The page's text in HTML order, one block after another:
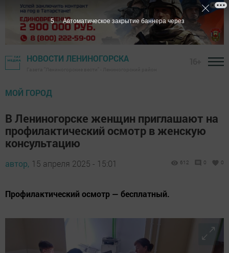
НОВОСТИ ЛЕНИНОГОРСКА
МОЙ ГОРОД
В Лениногорске женщин приглашают на
профилактический осмотр в женскую
консультацию
автор, 15 апреля 2025 - 15:01 612 0 0
Профилактический осмотр — бесплатный.
4 Автоматическое закрытие баннера через